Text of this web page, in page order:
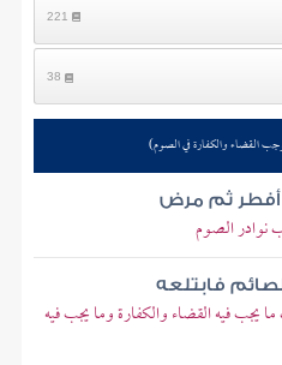
221
38
القضاء والكفارة في الصوم)
أفطر ثم مرض
نوادر الصوم
فابتلعه
فيه القضاء والكفارة وما يجب فيه